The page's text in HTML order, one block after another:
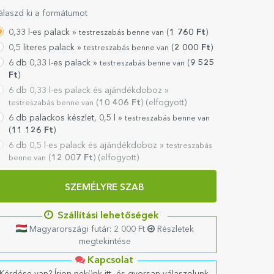
ki a formátumot
0,33 l-es palack » testreszabás benne van (1 760 Ft)
0,5 literes palack » testreszabás benne van ( 2 000 Ft )
6 db 0,33 l-es palack » testreszabás benne van ( 9 525
Ft )
6 db 0,33 l-es palack és ajándékdoboz »
testreszabás benne van ( 10 406 Ft ) (elfogyott)
6 db palackos készlet, 0,5 l » testreszabás benne van
( 11 126 Ft )
6 db 0,5 l-es palack és ajándékdoboz » testreszabás
benne van ( 12 007 Ft ) (elfogyott)
SZEMÉLYRE SZAB
Szállítási lehetőségek
Magyarországi futár: 2 000 Ft
Részletek
megtekintése
Kapcsolat